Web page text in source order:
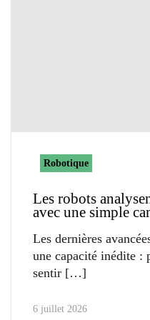
Robotique
Les robots
avec une simple
Les dernières
une capacité inédite :
sentir
6 juillet 2026